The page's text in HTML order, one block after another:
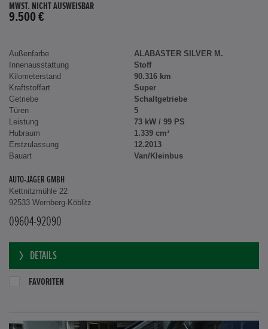
MWST. NICHT AUSWEISBAR
9.500 €
Außenfarbe
ALABASTER SILVER M.
Innenausstattung
Stoff
Kilometerstand
90.316 km
Kraftstoffart
Super
Getriebe
Schaltgetriebe
Türen
5
Leistung
73 kW / 99 PS
Hubraum
1.339 cm³
Erstzulassung
12.2013
Bauart
Van/Kleinbus
AUTO-JÄGER GMBH
Kettnitzmühle 22
92533 Wernberg-Köblitz
09604-92090
DETAILS
FAVORITEN